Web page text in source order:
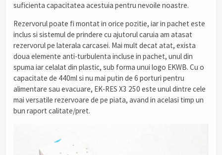
suficienta capacitatea acestuia pentru nevoile noastre.
Rezervorul poate fi montat in orice pozitie, iar in pachet este
inclus si sistemul de prindere cu ajutorul caruia am atasat
rezervorul pe laterala carcasei. Mai mult decat atat, exista
doua elemente anti-turbulenta incluse in pachet, unul din
spuma iar celalat din plastic, sub forma unui logo EKWB. Cu o
capacitate de 440ml si nu mai putin de 6 porturi pentru
alimentare sau evacuare, EK-RES X3 250 este unul dintre cele
mai versatile rezervoare de pe piata, avand in acelasi timp un
bun raport calitate/pret.